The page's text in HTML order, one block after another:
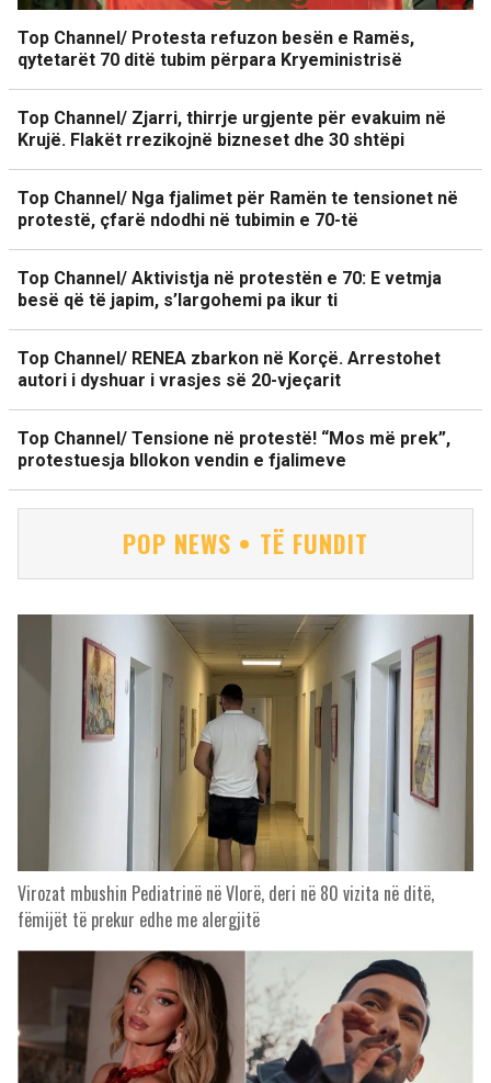
Top Channel/ Protesta refuzon besën e Ramës,
qytetarët 70 ditë tubim përpara Kryeministrisë
Top Channel/ Zjarri, thirrje urgjente për evakuim në
Krujë. Flakët rrezikojnë bizneset dhe 30 shtëpi
Top Channel/ Nga fjalimet për Ramën te tensionet në
protestë, çfarë ndodhi në tubimin e 70-të
Top Channel/ Aktivistja në protestën e 70: E vetmja
besë që të japim, s’largohemi pa ikur ti
Top Channel/ RENEA zbarkon në Korçë. Arrestohet
autori i dyshuar i vrasjes së 20-vjeçarit
Top Channel/ Tensione në protestë! “Mos më prek”,
protestuesja bllokon vendin e fjalimeve
POP NEWS • TË FUNDIT
Virozat mbushin Pediatrinë në Vlorë, deri në 80 vizita në ditë,
fëmijët të prekur edhe me alergjitë